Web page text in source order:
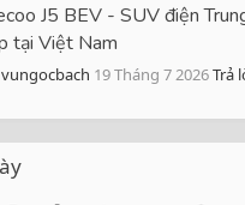
J5 BEV - SUV điện
tại Việt Nam
19 Tháng 7 2026Trả